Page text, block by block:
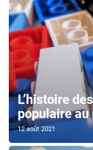
L’histoire
populaire au
12 août 2021